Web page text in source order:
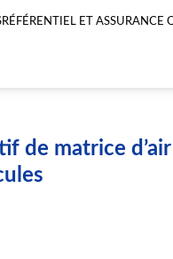
RÉFÉRENTIEL ET ASSURANCE
de matrice